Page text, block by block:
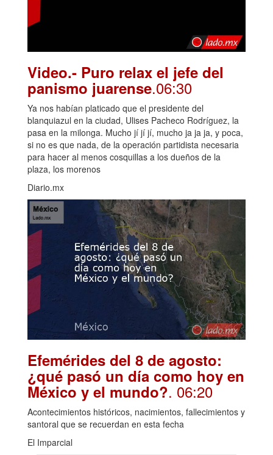
Video.- Puro relax el jefe del
panismo juarense.06:30
Ya nos habían platicado que el presidente del
blanquiazul en la ciudad, Ulises Pacheco Rodríguez, la
pasa en la milonga. Mucho jí jí jí, mucho ja ja ja, y poca,
si no es que nada, de la operación partidista necesaria
para hacer al menos cosquillas a los dueños de la
plaza, los morenos
Diario.mx
Efemérides del 8 de agosto:
¿qué pasó un día como hoy en
México y el mundo?. 06:20
Acontecimientos históricos, nacimientos, fallecimientos y
santoral que se recuerdan en esta fecha
El Imparcial